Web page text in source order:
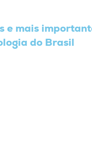
José
Barbosa,
e mais
do Brasil